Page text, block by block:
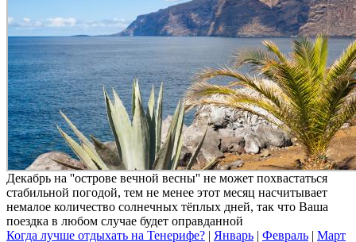
Декабрь на ''острове вечной весны'' не может похвастаться
стабильной погодой, тем не менее этот месяц насчитывает
немалое количество солнечных тёплых дней, так что Ваша
поездка в любом случае будет оправданной
Когда лучше отдыхать на Тенерифе? | Январь | Февраль | Март